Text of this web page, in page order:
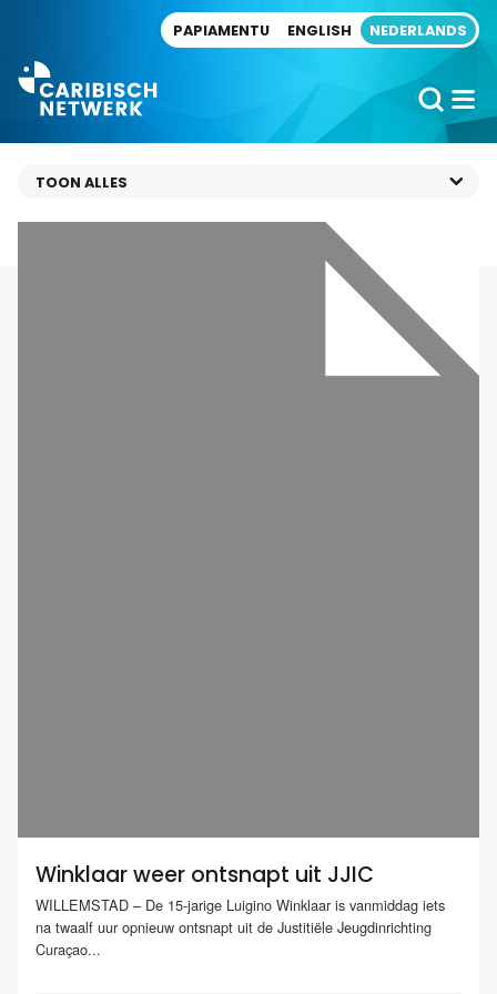
PAPIAMENTU ENGLISH NEDERLANDS
Winklaar weer ontsnapt uit JJIC
WILLEMSTAD – De 15-jarige Luigino Winklaar is vanmiddag iets
na twaalf uur opnieuw ontsnapt uit de Justitiële Jeugdinrichting
Curaçao...